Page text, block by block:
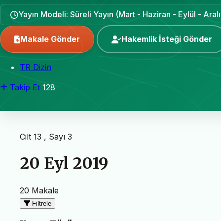
Yayın Modeli: Süreli Yayın (Mart - Haziran - Eylül -
Makale Gönder Hakemlik İsteği Gönder
TR Dizin
Takip Et 128
Cilt 13 , Sayı 3
20 Eyl 2019
20 Makale
Filtrele